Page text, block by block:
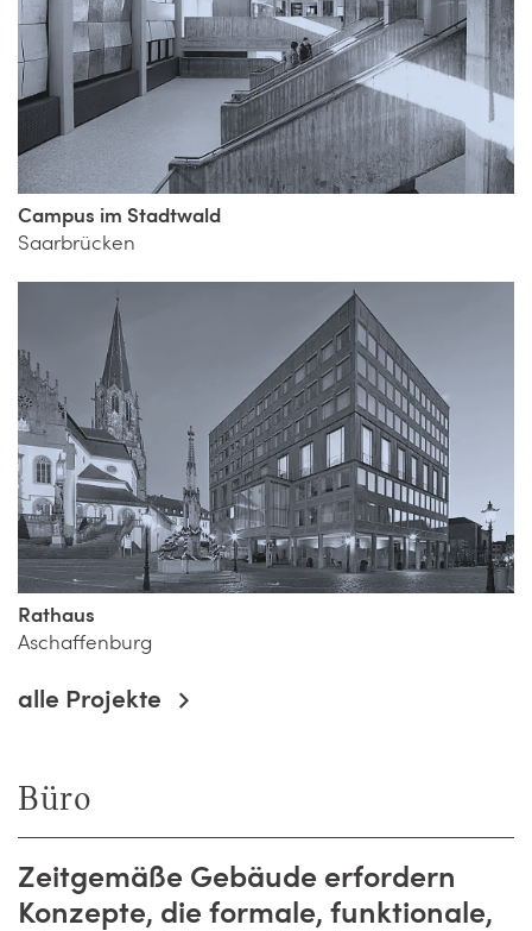
Campus im Stadtwald
Saarbrücken
Rathaus
Aschaffenburg
alle Projekte
Büro
Zeitgemäße Gebäude erfordern
Konzepte, die formale, funktionale,